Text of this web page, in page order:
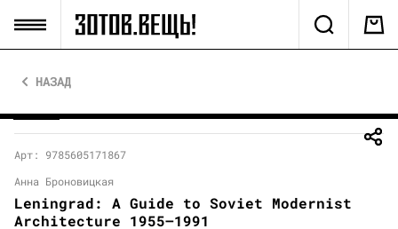
НАЗАД
Арт: 9785605171867
Анна Броновицкая
Leningrad: A Guide to Soviet Modernist
Architecture 1955–1991